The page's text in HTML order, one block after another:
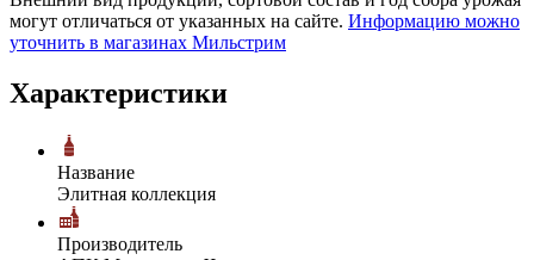
могут отличаться от указанных на сайте. Информацию можно
уточнить в магазинах Мильстрим
Характеристики
Название
Элитная коллекция
Производитель